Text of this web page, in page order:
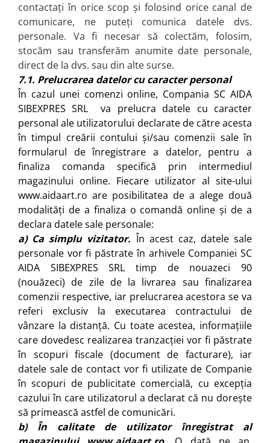
contactați în orice scop și folosind orice canal de
comunicare, ne puteți comunica datele dvs.
personale. Va fi necesar să colectăm, folosim,
stocăm sau transferăm anumite date personale,
direct de la dvs. sau din alte surse.
7.1. Prelucrarea datelor cu caracter personal
În cazul unei comenzi online, Compania SC AIDA
SIBEXPRES SRL va prelucra datele cu caracter
personal ale utilizatorului declarate de către acesta
în timpul creării contului și/sau comenzii sale în
formularul de înregistrare a datelor, pentru a
finaliza comanda specifică prin intermediul
magazinului online. Fiecare utilizator al site-ului
www.aidaart.ro are posibilitatea de a alege două
modalități de a finaliza o comandă online și de a
declara datele sale personale:
a) Ca simplu vizitator. În acest caz, datele sale
personale vor fi păstrate în arhivele Companiei SC
AIDA SIBEXPRES SRL timp de nouazeci 90
(nouăzeci) de zile de la livrarea sau finalizarea
comenzii respective, iar prelucrarea acestora se va
referi exclusiv la executarea contractului de
vânzare la distanță. Cu toate acestea, informațiile
care dovedesc realizarea tranzacției vor fi păstrate
în scopuri fiscale (document de facturare), iar
datele sale de contact vor fi utilizate de Companie
în scopuri de publicitate comercială, cu excepția
cazului în care utilizatorul a declarat că nu dorește
să primească astfel de comunicări.
b) În calitate de utilizator înregistrat al